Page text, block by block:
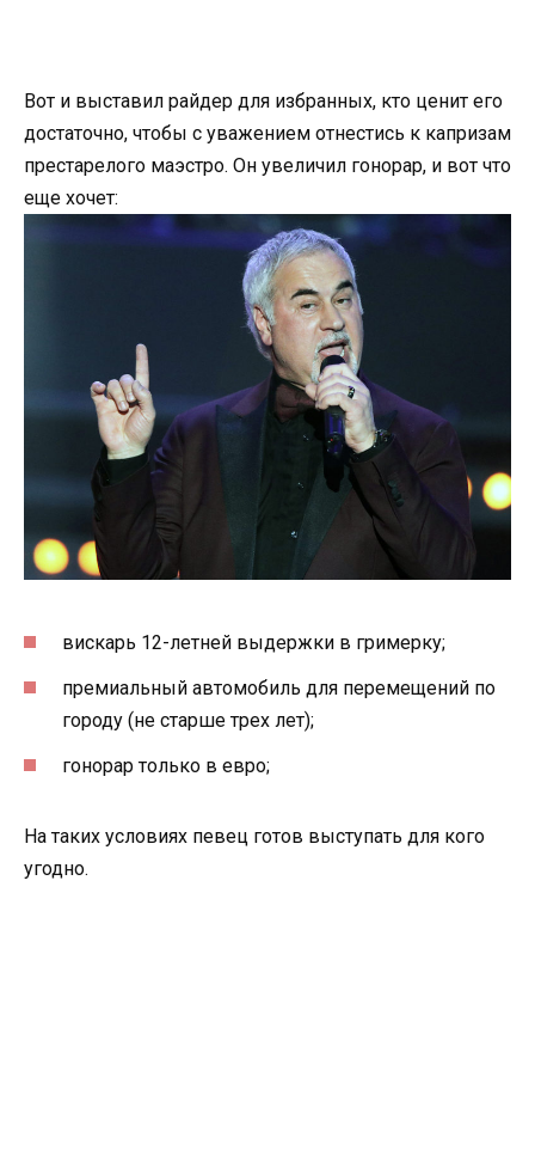
Вот и выставил райдер для избранных, кто ценит его
достаточно, чтобы с уважением отнестись к капризам
престарелого маэстро. Он увеличил гонорар, и вот что
еще хочет:
вискарь 12-летней выдержки в гримерку;
премиальный автомобиль для перемещений по
городу (не старше трех лет);
гонорар только в евро;
На таких условиях певец готов выступать для кого
угодно.